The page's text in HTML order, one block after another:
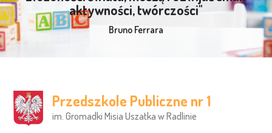
aktywności, twórczości"
Bruno Ferrara
Przedszkole Publiczne nr 1
im. Gromadki Misia Uszatka w Radlinie